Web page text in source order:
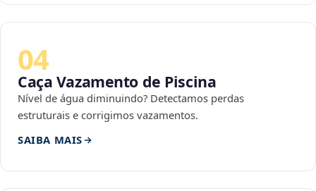
04
Caça Vazamento de Piscina
Nível de água diminuindo? Detectamos perdas
estruturais e corrigimos vazamentos.
SAIBA MAIS